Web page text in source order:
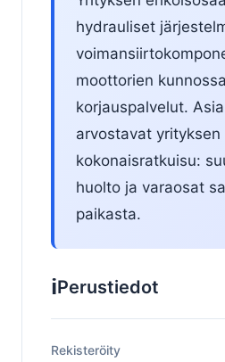
hydrauliset
moottorien
korjauspalvelut.
arvostavat
kokonaisratkuisu:
huolto ja varaosat
paikasta.
ℹ️Perustiedot
Rekisteröity